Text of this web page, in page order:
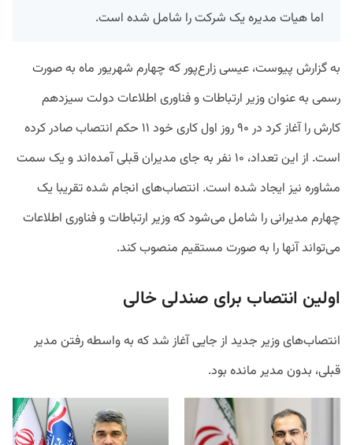
اما هیات مدیره یک شرکت را شامل شده است.
به گزارش پیوست، عیسی زارع‌پور که چهارم شهریور ماه به صورت
رسمی به عنوان وزیر ارتباطات و فناوری اطلاعات دولت سیزدهم
کارش را آغاز کرد در ۹۰ روز اول کاری خود ۱۱ حکم انتصاب صادر کرده
است. از این تعداد، ۱۰ نفر به جای مدیران قبلی آمده‌اند و یک سمت
مشاوره نیز ایجاد شده است. انتصاب‌های انجام شده تقریبا یک
چهارم مدیرانی را شامل می‌شود که وزیر ارتباطات و فناوری اطلاعات
می‌تواند آنها را به صورت مستقیم منصوب کند.
اولین انتصاب برای صندلی خالی
انتصاب‌های وزیر جدید از جایی آغاز شد که به واسطه رفتن مدیر
قبلی، بدون مدیر مانده بود.